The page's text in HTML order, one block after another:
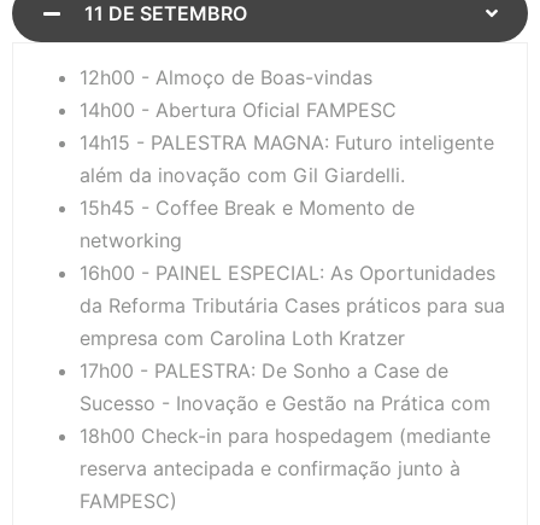
11 DE SETEMBRO
12h00 - Almoço de Boas-vindas
14h00 - Abertura Oficial FAMPESC
14h15 - PALESTRA MAGNA: Futuro inteligente
além da inovação com Gil Giardelli.
15h45 - Coffee Break e Momento de
networking
16h00 - PAINEL ESPECIAL: As Oportunidades
da Reforma Tributária Cases práticos para sua
empresa com Carolina Loth Kratzer
17h00 - PALESTRA: De Sonho a Case de
Sucesso - Inovação e Gestão na Prática com
18h00 Check-in para hospedagem (mediante
reserva antecipada e confirmação junto à
FAMPESC)